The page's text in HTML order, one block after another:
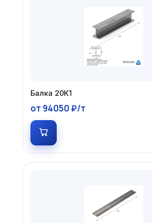
Балка 20К1
от 94050 ₽/т